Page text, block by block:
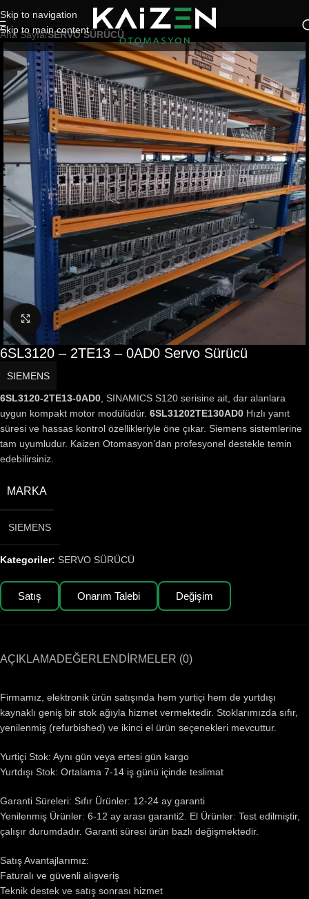
Skip to navigation
Skip to main content
Ana Sayfa SERVO SÜRÜCÜ
Büyütmek için tıklayın
6SL3120 – 2TE13 – 0AD0 Servo Sürücü
SIEMENS
6SL3120-2TE13-0AD0 , SINAMICS S120 serisine ait, dar alanlara
uygun kompakt motor modülüdür. 6SL31202TE130AD0 Hızlı yanıt
süresi ve hassas kontrol özellikleriyle öne çıkar. Siemens sistemlerine
tam uyumludur. Kaizen Otomasyon’dan profesyonel destekle temin
edebilirsiniz.
MARKA
SIEMENS
Kategoriler: SERVO SÜRÜCÜ
Satış Onarım Talebi Değişim
AÇIKLAMADEĞERLENDIRMELER (0)
Firmamız, elektronik ürün satışında hem yurtiçi hem de yurtdışı
kaynaklı geniş bir stok ağıyla hizmet vermektedir. Stoklarımızda sıfır,
yenilenmiş (refurbished) ve ikinci el ürün seçenekleri mevcuttur.
Yurtiçi Stok: Aynı gün veya ertesi gün kargo
Yurtdışı Stok: Ortalama 7-14 iş günü içinde teslimat
Garanti Süreleri: Sıfır Ürünler: 12-24 ay garanti
Yenilenmiş Ürünler: 6-12 ay arası garanti2. El Ürünler: Test edilmiştir,
çalışır durumdadır. Garanti süresi ürün bazlı değişmektedir.
Satış Avantajlarımız:
Faturalı ve güvenli alışveriş
Teknik destek ve satış sonrası hizmet